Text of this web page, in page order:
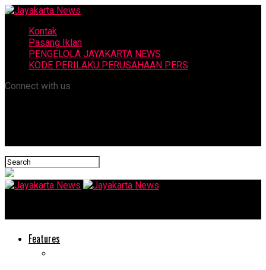
Kontak
Pasang Iklan
PENGELOLA JAYAKARTA NEWS
KODE PERILAKU PERUSAHAAN PERS
Connect with us
Features